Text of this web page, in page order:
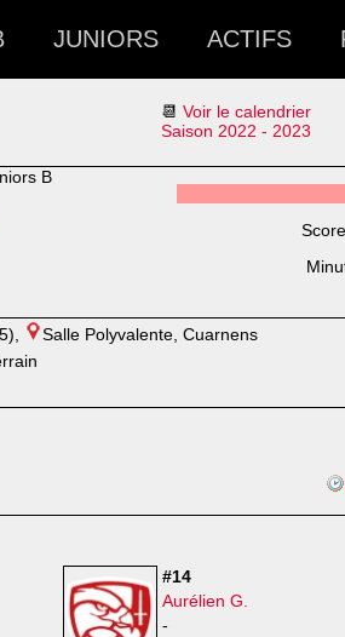
JUNIORS ACTIFS
📆 Voir le calendrier
Saison 2022 - 2023
B
Salle Polyvalente, Cuarnens
#14
Aurélien G.
-